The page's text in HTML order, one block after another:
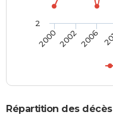
200020022006
2
Répartition des